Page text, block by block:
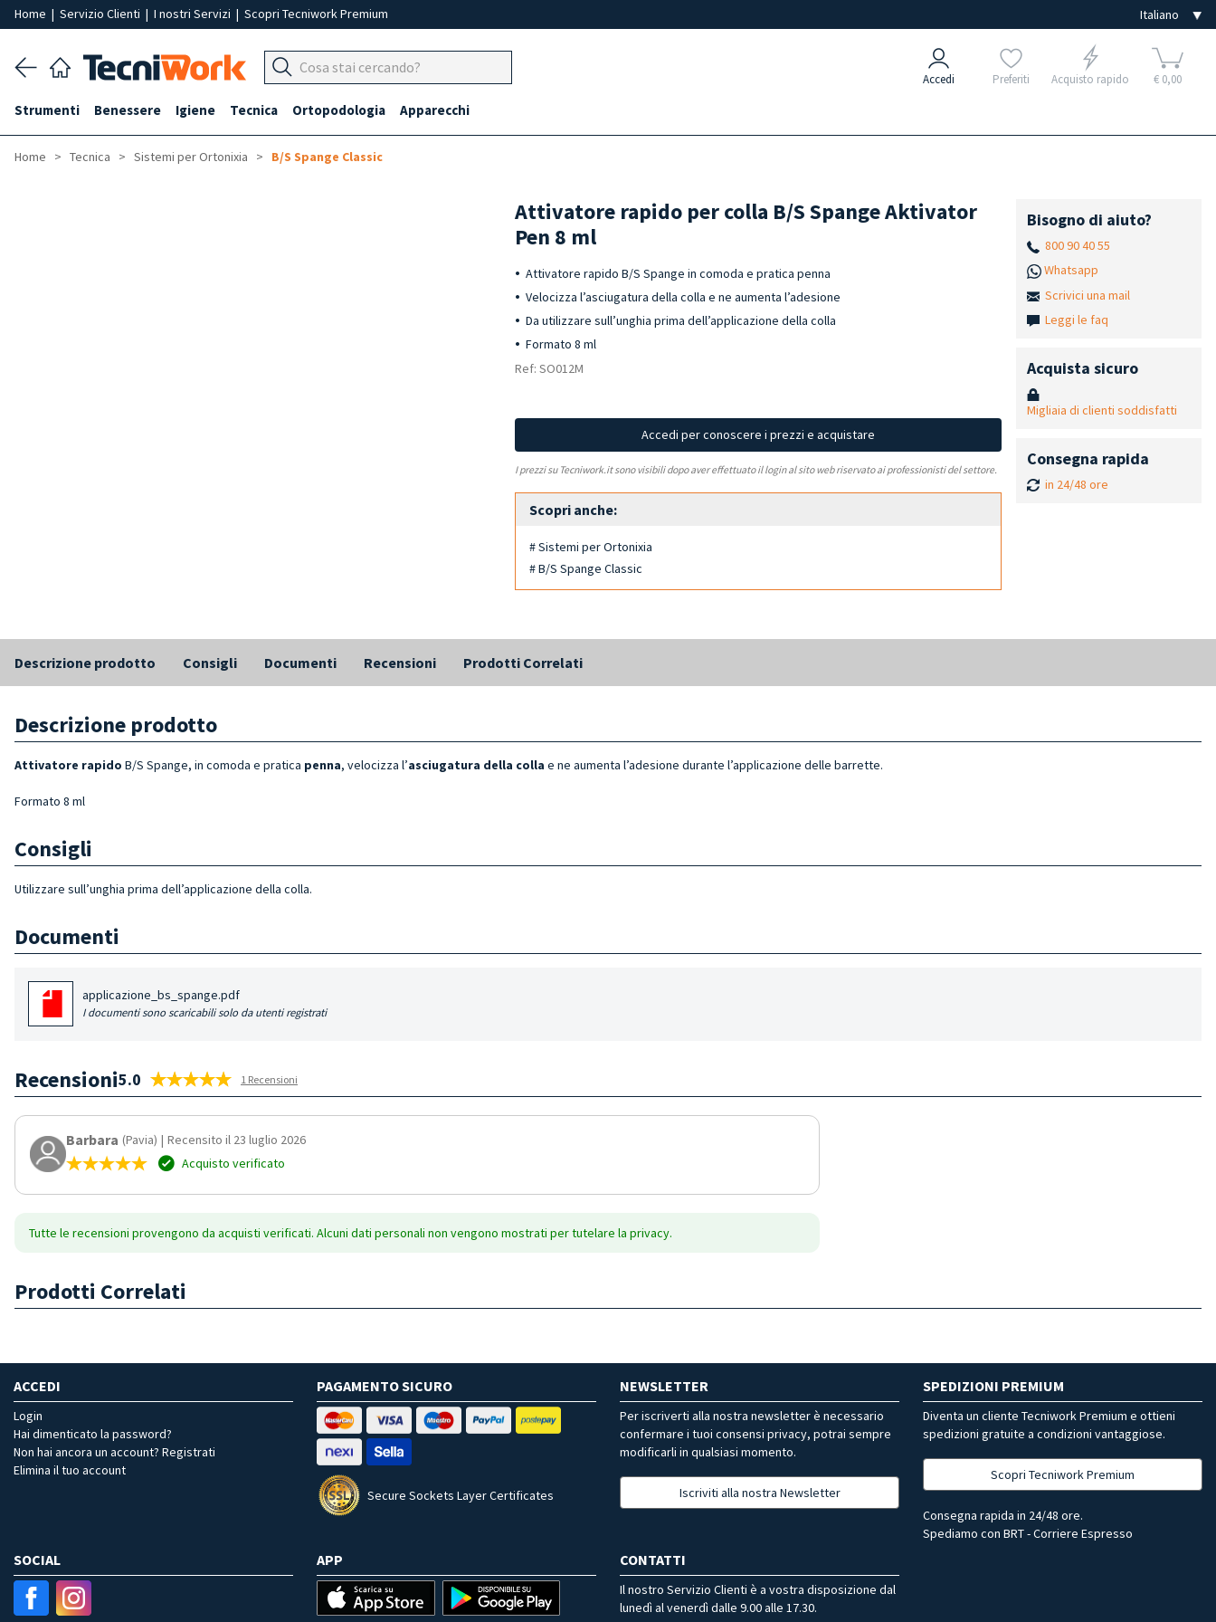
Home | Servizio Clienti | I nostri Servizi | Scopri Tecniwork Premium
Accedi Preferiti Acquisto rapido € 0,00
Strumenti Benessere Igiene Tecnica Ortopodologia Apparecchi
Home Tecnica Sistemi per Ortonixia B/S Spange Classic
Attivatore rapido per colla B/S Spange Aktivator
Pen 8 ml
Attivatore rapido B/S Spange in comoda e pratica penna
Velocizza l’asciugatura della colla e ne aumenta l’adesione
Da utilizzare sull’unghia prima dell’applicazione della colla
Formato 8 ml
Ref: SO012M
Accedi per conoscere i prezzi e acquistare
I prezzi su Tecniwork.it sono visibili dopo aver effettuato il login al sito web riservato ai professionisti del settore.
Scopri anche:
# Sistemi per Ortonixia
# B/S Spange Classic
Bisogno di aiuto?
800 90 40 55
Whatsapp
Scrivici una mail
Leggi le faq
Acquista sicuro
Migliaia di clienti soddisfatti
Consegna rapida
in 24/48 ore
Descrizione prodotto Consigli Documenti Recensioni Prodotti Correlati
Descrizione prodotto
Attivatore rapido B/S Spange, in comoda e pratica penna, velocizza l’asciugatura della colla e ne aumenta l’adesione durante l’applicazione delle barrette.
Formato 8 ml
Consigli
Utilizzare sull’unghia prima dell’applicazione della colla.
Documenti
applicazione_bs_spange.pdf
I documenti sono scaricabili solo da utenti registrati
Recensioni5.0 1 Recensioni
Barbara (Pavia) | Recensito il 23 luglio 2026
Acquisto verificato
Tutte le recensioni provengono da acquisti verificati. Alcuni dati personali non vengono mostrati per tutelare la privacy.
Prodotti Correlati
ACCEDI
Login
Hai dimenticato la password?
Non hai ancora un account? Registrati
Elimina il tuo account
PAGAMENTO SICURO
Secure Sockets Layer Certificates
NEWSLETTER
Per iscriverti alla nostra newsletter è necessario
confermare i tuoi consensi privacy, potrai sempre
modificarli in qualsiasi momento.
Iscriviti alla nostra Newsletter
SPEDIZIONI PREMIUM
Diventa un cliente Tecniwork Premium e ottieni
spedizioni gratuite a condizioni vantaggiose.
Scopri Tecniwork Premium
Consegna rapida in 24/48 ore.
Spediamo con BRT - Corriere Espresso
SOCIAL APP CONTATTI
Il nostro Servizio Clienti è a vostra disposizione dal
lunedì al venerdì dalle 9.00 alle 17.30.